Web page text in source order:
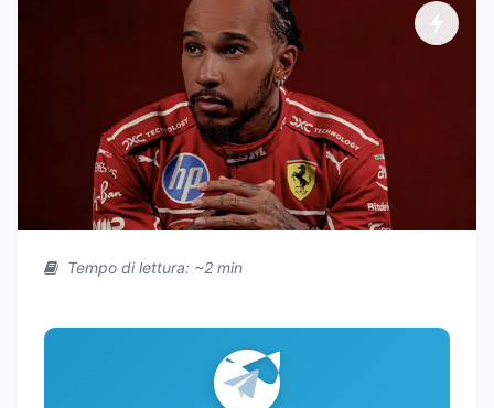
Tempo di lettura: ~2 min